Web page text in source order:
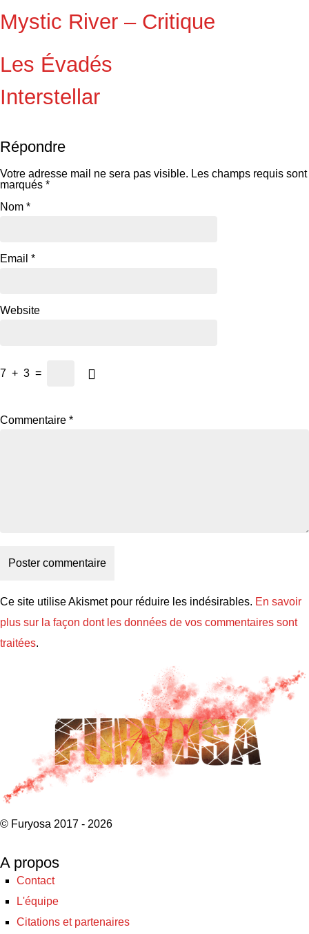
Mystic River – Critique
Les Évadés
Interstellar
Répondre
Votre adresse mail ne sera pas visible. Les champs requis sont
marqués *
Nom *
Email *
Website
7 + 3 =
Commentaire *
Ce site utilise Akismet pour réduire les indésirables. En savoir
plus sur la façon dont les données de vos commentaires sont
traitées.
© Furyosa 2017 - 2026
A propos
Contact
L'équipe
Citations et partenaires